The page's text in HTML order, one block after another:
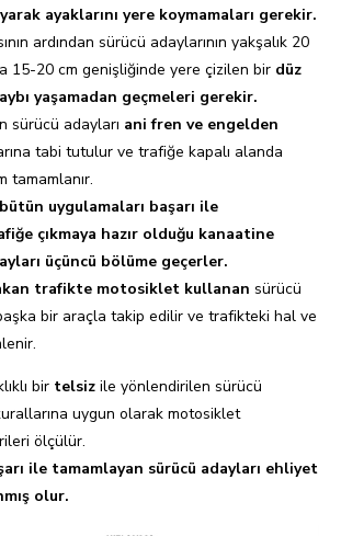
ayaklarını yere koymamaları gerekir.
ardından sürücü adaylarının yakşalık 20
15-20 cm genişliğinde yere çizilen bir düz
yaşamadan geçmeleri gerekir.
sürücü adayları ani fren ve engelden
tabi tutulur ve trafiğe kapalı alanda
tamamlanır.
uygulamaları başarı ile
çıkmaya hazır olduğu kanaatine
üçüncü bölüme geçerler.
trafikte motosiklet kullanan sürücü
bir araçla takip edilir ve trafikteki hal ve
bir telsiz ile yönlendirilen sürücü
uygun olarak motosiklet
ölçülür.
ile tamamlayan sürücü adayları ehliyet
olur.